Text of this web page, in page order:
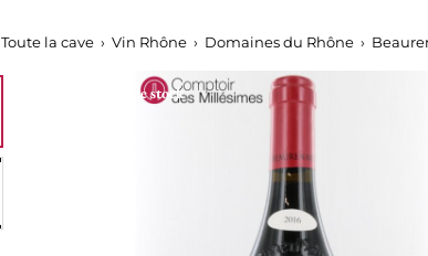
Toute la cave Vin Rhône Domaines du Rhône
Rupture de stock